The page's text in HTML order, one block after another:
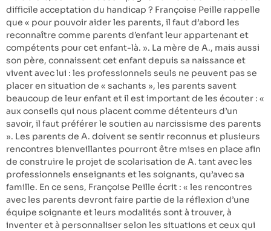
difficile acceptation du handicap ? Françoise Peille rappelle
que « pour pouvoir aider les parents, il faut d’abord les
reconnaître comme parents d’enfant leur appartenant et
compétents pour cet enfant-là. ». La mère de A., mais aussi
son père, connaissent cet enfant depuis sa naissance et
vivent avec lui : les professionnels seuls ne peuvent pas se
placer en situation de « sachants », les parents savent
beaucoup de leur enfant et il est important de les écouter : «
aux conseils qui nous placent comme détenteurs d’un
savoir, il faut préférer le soutien au narcissisme des parents
». Les parents de A. doivent se sentir reconnus et plusieurs
rencontres bienveillantes pourront être mises en place afin
de construire le projet de scolarisation de A. tant avec les
professionnels enseignants et les soignants, qu’avec sa
famille. En ce sens, Françoise Peille écrit : « les rencontres
avec les parents devront faire partie de la réflexion d’une
équipe soignante et leurs modalités sont à trouver, à
inventer et à personnaliser selon les situations et ceux qui